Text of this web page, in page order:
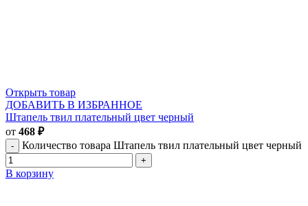
Открыть товар
ДОБАВИТЬ В ИЗБРАННОЕ
Штапель твил плательный цвет черный
от 468 ₽
Количество товара Штапель твил плательный цвет черный
В корзину